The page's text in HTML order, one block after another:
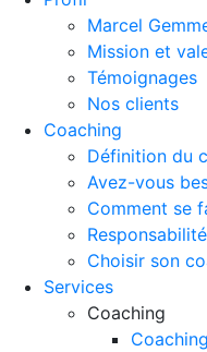
Marcel
Mission et
Témoignages
Nos clients
Coaching
Définition du
Avez-vous
Comment se
Choisir son
Services
Coaching